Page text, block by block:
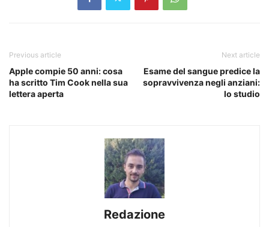
Previous article
Apple compie 50 anni: cosa
ha scritto Tim Cook nella sua
lettera aperta
Next article
Esame del sangue predice la
sopravvivenza negli anziani:
lo studio
Redazione